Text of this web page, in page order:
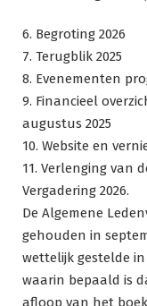
6. Begroting 2026
7. Terugblik 2025
8. Evenementen
9. Financieel
augustus 2025
10. Website en
11. Verlenging van
Vergadering 2026.
De Algemene
gehouden in
wettelijk gestelde in
waarin bepaald is
afloop van het